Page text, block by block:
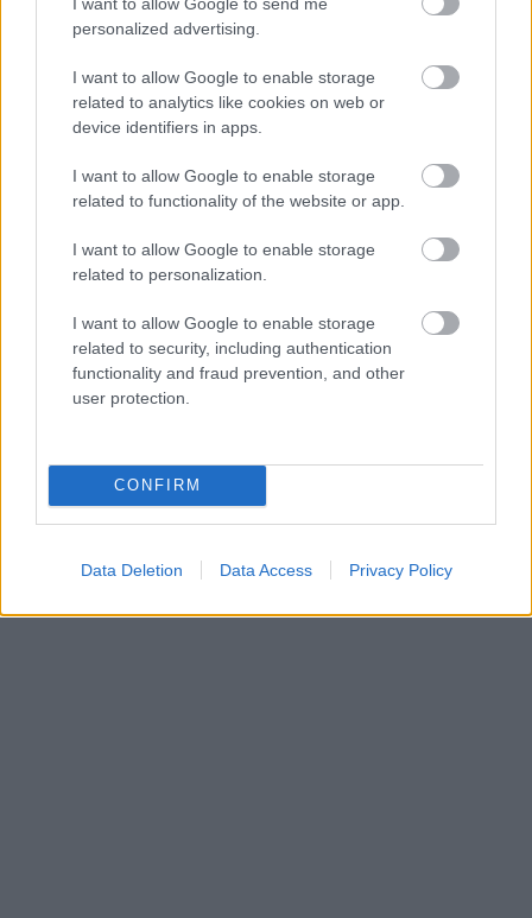
personalized advertising.
I want to allow Google to enable storage
related to analytics like cookies on web or
device identifiers in apps.
I want to allow Google to enable storage
related to functionality of the website or app.
I want to allow Google to enable storage
related to personalization.
I want to allow Google to enable storage
related to security, including authentication
functionality and fraud prevention, and other
user protection.
CONFIRM
Data Deletion Data Access Privacy Policy
Στο ισόγειο λειτουργεί το κρεοπωλείο-delicatessen,
γεμάτο βιτρίνες απ’ όπου μπορείτε να
Φάρμα) σε τεράστια ποικιλία, εξαιρετικής ποιότητας
και ιδιαίτερων συνδυασμών αλλά και παρασκευών!
Plus, υπάρχει δυνατότητα να σας τα ψήσουν εκείνη